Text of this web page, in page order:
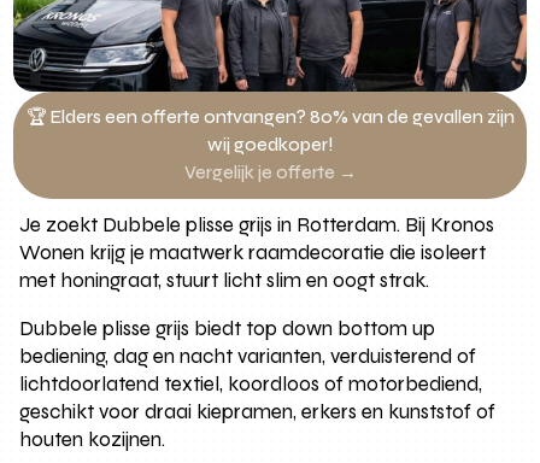
🏆 Elders een offerte ontvangen? 80% van de gevallen zijn
wij goedkoper!
Vergelijk je offerte →
Je zoekt Dubbele plisse grijs in Rotterdam. Bij Kronos
Wonen krijg je maatwerk raamdecoratie die isoleert
met honingraat, stuurt licht slim en oogt strak.
Dubbele plisse grijs biedt top down bottom up
bediening, dag en nacht varianten, verduisterend of
lichtdoorlatend textiel, koordloos of motorbediend,
geschikt voor draai kiepramen, erkers en kunststof of
houten kozijnen.